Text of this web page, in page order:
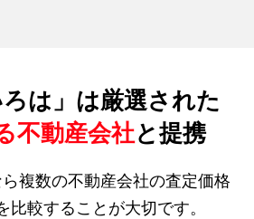
ろは」は厳選された
不動産会社と提携
複数の不動産会社の査定価格
比較することが大切です。